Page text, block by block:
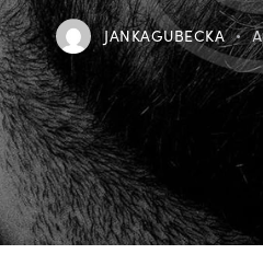
JANKAGUBECKA